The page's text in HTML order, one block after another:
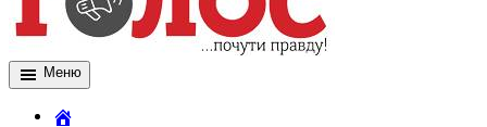
Меню